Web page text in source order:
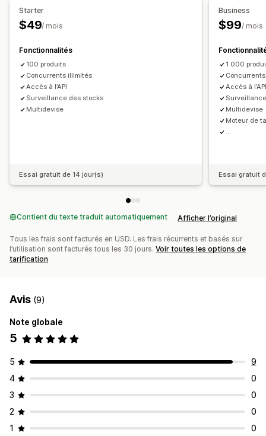
Analyse des tendances
Suivi des concurrents
Tableaux de bord
Starter
$49/ mois
Fonctionnalités
100 produits
Concurrents illimités
Accès à l’API
Surveillance des stocks
Multidevise
Essai gratuit de 14 jour(s)
Business
$99/ mois
1 000
Accès à
Multidevise
Moteur de
...
Essai gratuit
Contient du texte traduit automatiquement Afficher l’original
Tous les frais sont facturés en USD. Les frais récurrents et basés sur
l’utilisation sont facturés tous les 30 jours. Voir toutes les options de
tarification
Avis (9)
Note globale
5
5
9
4
0
3
0
2
0
1
0